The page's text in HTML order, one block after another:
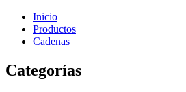
Inicio
Productos
Cadenas
Categorías